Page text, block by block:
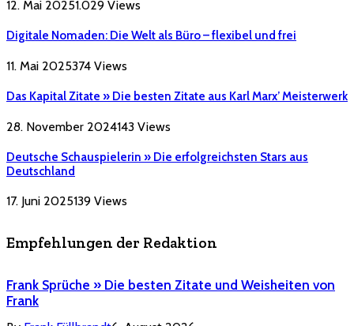
12. Mai 20251.029 Views
Digitale Nomaden: Die Welt als Büro – flexibel und frei
11. Mai 2025374 Views
Das Kapital Zitate » Die besten Zitate aus Karl Marx’ Meisterwerk
28. November 2024143 Views
Deutsche Schauspielerin » Die erfolgreichsten Stars aus
Deutschland
17. Juni 2025139 Views
Empfehlungen der Redaktion
Frank Sprüche » Die besten Zitate und Weisheiten von
Frank